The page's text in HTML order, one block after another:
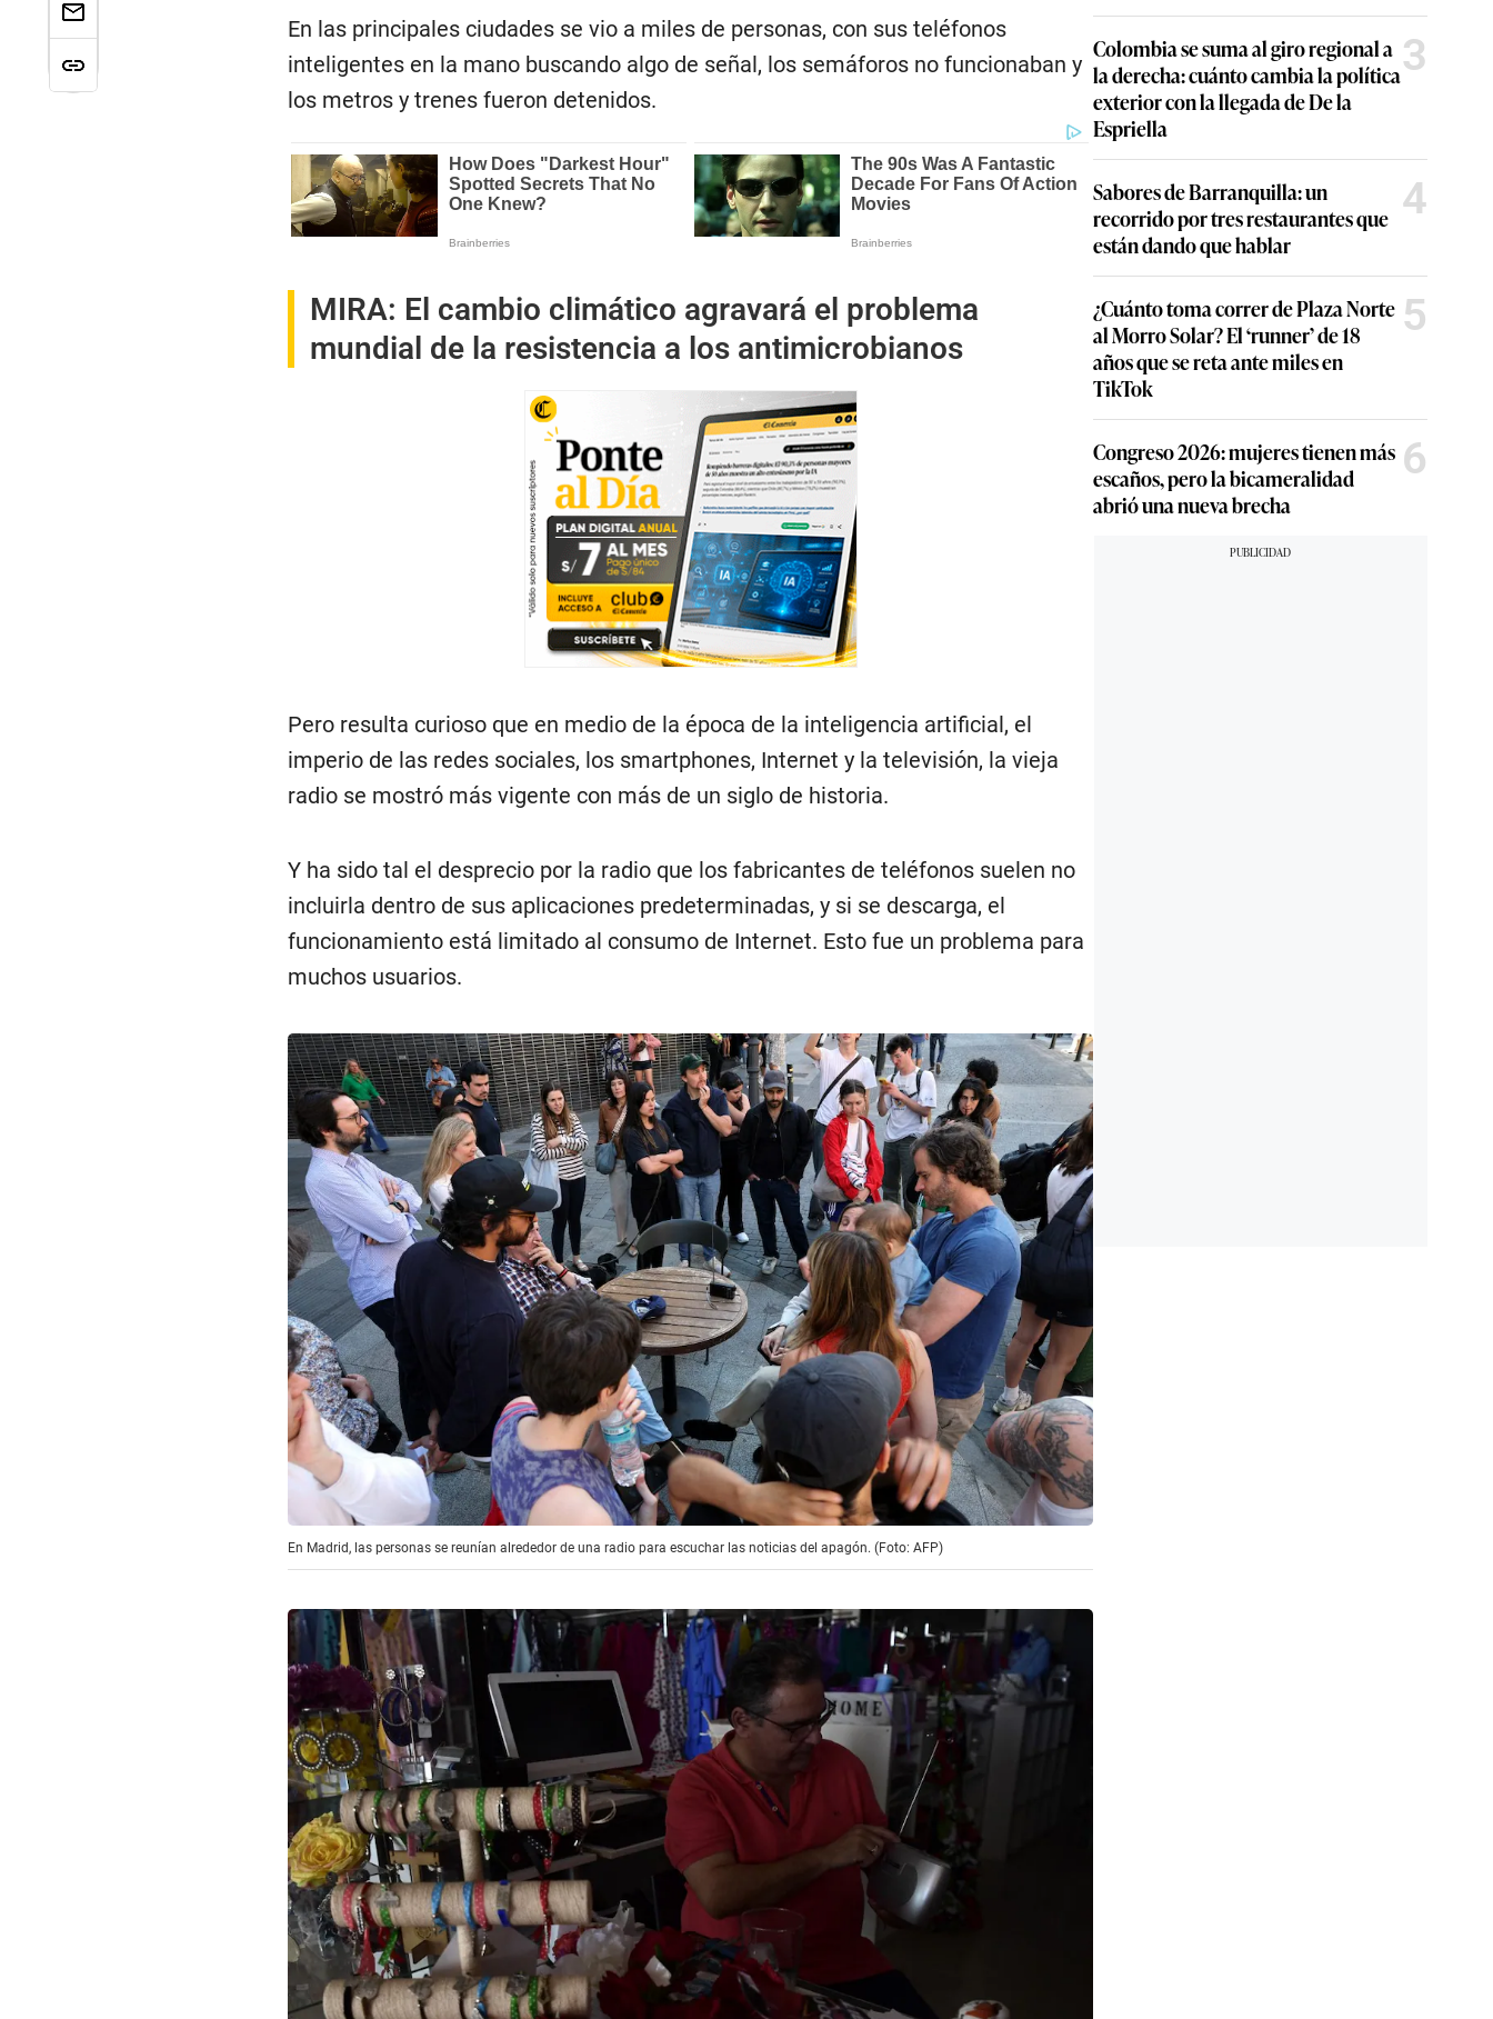
En las principales ciudades se vio a miles de personas, con sus teléfonos
inteligentes en la mano buscando algo de señal, los semáforos no funcionaban y
los metros y trenes fueron detenidos.
MIRA: El cambio climático agravará el problema
mundial de la resistencia a los antimicrobianos
Pero resulta curioso que en medio de la época de la inteligencia artificial, el
imperio de las redes sociales, los smartphones, Internet y la televisión, la vieja
radio se mostró más vigente con más de un siglo de historia.
Y ha sido tal el desprecio por la radio que los fabricantes de teléfonos suelen no
incluirla dentro de sus aplicaciones predeterminadas, y si se descarga, el
funcionamiento está limitado al consumo de Internet. Esto fue un problema para
muchos usuarios.
En Madrid, las personas se reunían alrededor de una radio para escuchar las noticias del apagón. (Foto: AFP)
Colombia se suma al giro regional a
la derecha: cuánto cambia la política
exterior con la llegada de De la
Espriella
3
Sabores de Barranquilla: un
recorrido por tres restaurantes que
están dando que hablar
4
¿Cuánto toma correr de Plaza Norte
al Morro Solar? El ‘runner’ de 18
años que se reta ante miles en
TikTok
5
Congreso 2026: mujeres tienen más
escaños, pero la bicameralidad
abrió una nueva brecha
6